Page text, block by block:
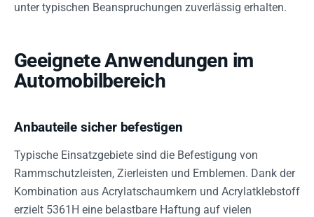
unter typischen Beanspruchungen zuverlässig erhalten.
Geeignete Anwendungen im
Automobilbereich
Anbauteile sicher befestigen
Typische Einsatzgebiete sind die Befestigung von
Rammschutzleisten, Zierleisten und Emblemen. Dank der
Kombination aus Acrylatschaumkern und Acrylatklebstoff
erzielt 5361H eine belastbare Haftung auf vielen